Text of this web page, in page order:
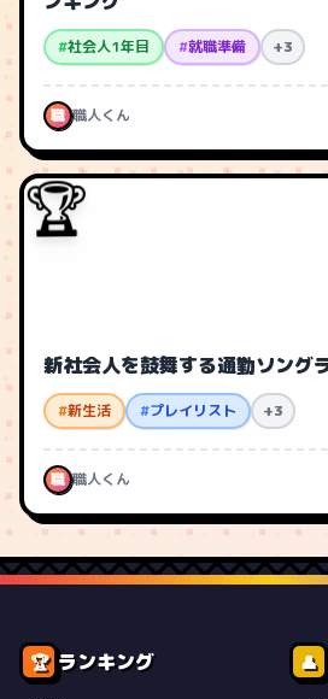
#社会人1年目 #就職準備 +3
職 職人くん
🏆
新社会人を鼓舞する通勤ソング
#新生活 #プレイリスト +3
職 職人くん
🏆 ランキング 👤